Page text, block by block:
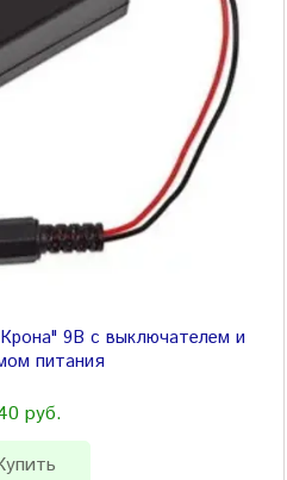
9В с выключателем и
питания
руб.